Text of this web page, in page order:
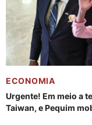
ECONOMIA
Urgente! Em meio a
Taiwan, e Pequim